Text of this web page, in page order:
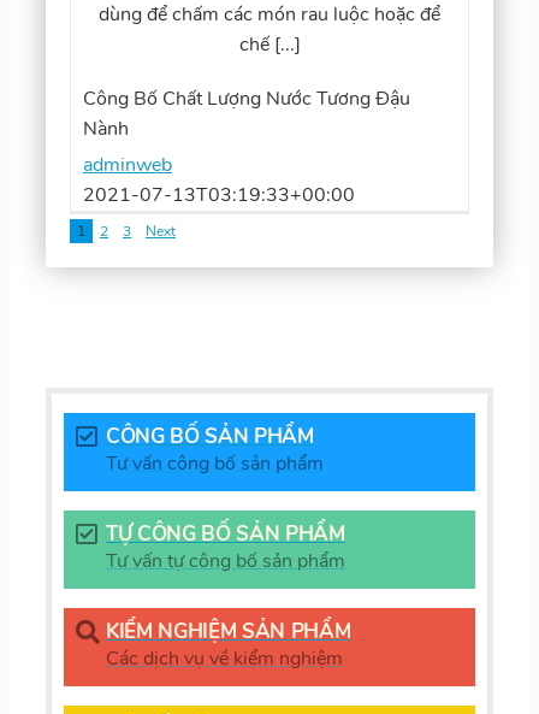
dùng để chấm các món rau luộc hoặc để
chế [...]
Công Bố Chất Lượng Nước Tương Đậu
Nành
adminweb
2021-07-13T03:19:33+00:00
1 2 3 Next
CÔNG BỐ SẢN PHẨM
Tư vấn công bố sản phẩm
TỰ CÔNG BỐ SẢN PHẨM
Tư vấn tự công bố sản phẩm
KIỂM NGHIỆM SẢN PHẨM
Các dịch vụ về kiểm nghiệm